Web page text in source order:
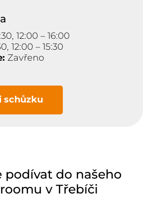
12:00 – 16:00
12:00 – 15:30
Zavřeno
schůzku
podívat do našeho
v Třebíči